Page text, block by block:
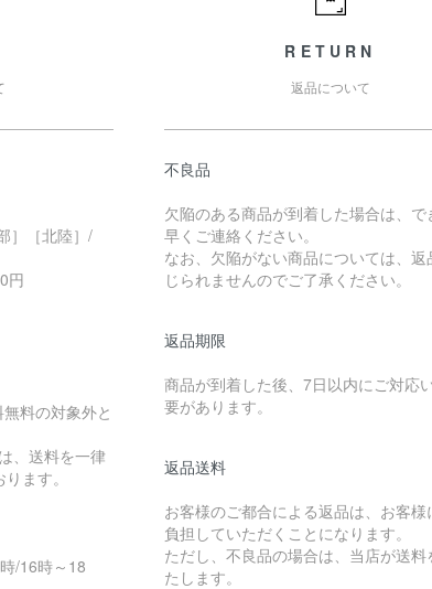
］［北陸］/
円
料の対象外と
、送料を一律
ます。
/16時～18
RETURN
返品について
不良品
欠陥のある商品が到着した場合は、で
早くご連絡ください。
なお、欠陥がない商品については、返
じられませんのでご了承ください。
返品期限
商品が到着した後、7日以内にご対応
要があります。
返品送料
お客様のご都合による返品は、お客様
負担していただくことになります。
ただし、不良品の場合は、当店が送料
たします。